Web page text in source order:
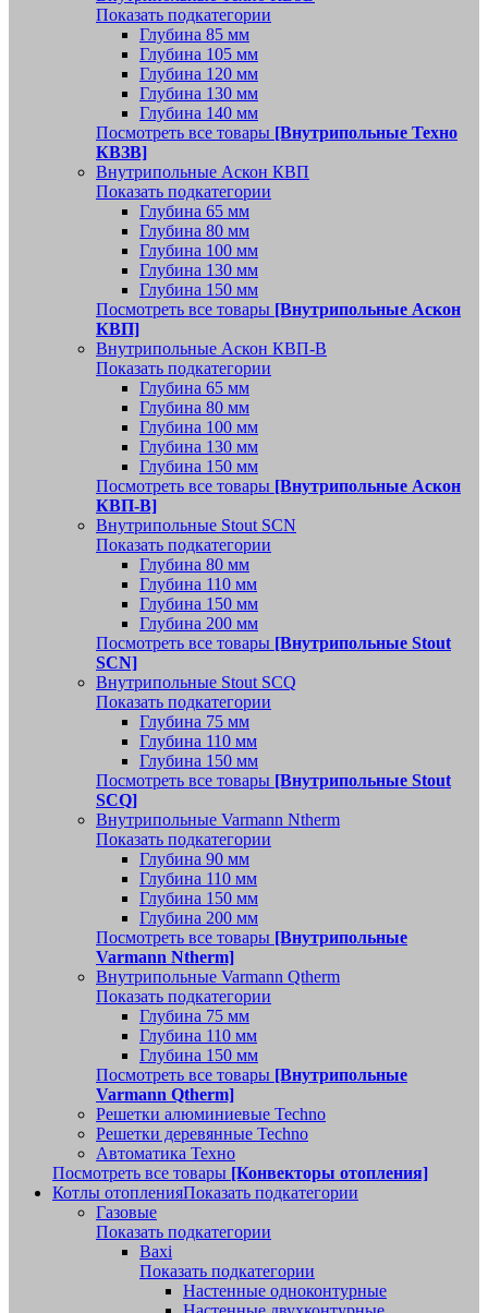
Показать подкатегории
Глубина 85 мм
Глубина 105 мм
Глубина 120 мм
Глубина 130 мм
Глубина 140 мм
Посмотреть все товары [Внутрипольные Техно
КВЗВ]
Внутрипольные Аскон КВП
Показать подкатегории
Глубина 65 мм
Глубина 80 мм
Глубина 100 мм
Глубина 130 мм
Глубина 150 мм
Посмотреть все товары [Внутрипольные Аскон
КВП]
Внутрипольные Аскон КВП-В
Показать подкатегории
Глубина 65 мм
Глубина 80 мм
Глубина 100 мм
Глубина 130 мм
Глубина 150 мм
Посмотреть все товары [Внутрипольные Аскон
КВП-В]
Внутрипольные Stout SCN
Показать подкатегории
Глубина 80 мм
Глубина 110 мм
Глубина 150 мм
Глубина 200 мм
Посмотреть все товары [Внутрипольные Stout
SCN]
Внутрипольные Stout SCQ
Показать подкатегории
Глубина 75 мм
Глубина 110 мм
Глубина 150 мм
Посмотреть все товары [Внутрипольные Stout
SCQ]
Внутрипольные Varmann Ntherm
Показать подкатегории
Глубина 90 мм
Глубина 110 мм
Глубина 150 мм
Глубина 200 мм
Посмотреть все товары [Внутрипольные
Varmann Ntherm]
Внутрипольные Varmann Qtherm
Показать подкатегории
Глубина 75 мм
Глубина 110 мм
Глубина 150 мм
Посмотреть все товары [Внутрипольные
Varmann Qtherm]
Решетки алюминиевые Techno
Решетки деревянные Techno
Автоматика Техно
Посмотреть все товары [Конвекторы отопления]
Котлы отопленияПоказать подкатегории
Газовые
Показать подкатегории
Baxi
Показать подкатегории
Настенные одноконтурные